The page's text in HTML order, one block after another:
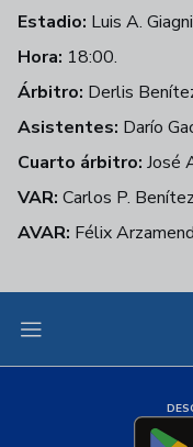
Estadio: Luis A.
Hora: 18:00.
Árbitro: Derlis
Asistentes: Darío
Cuarto árbitro: José
VAR: Carlos P.
AVAR: Félix